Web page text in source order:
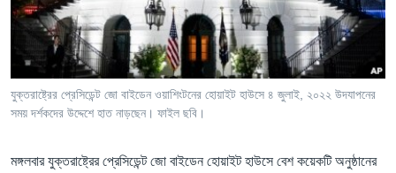
Learning English
FOLLOW US
অন্য ভাষায় ওয়েব সাইট
যুক্তরাষ্ট্রের প্রেসিডেন্ট জো বাইডেন ওয়াশিংটনের হোয়াইট হাউসে ৪ জুলাই, ২০২২ উদযাপনের
সময় দর্শকদের উদ্দেশে হাত নাড়ছেন। ফাইল ছবি।
মঙ্গলবার যুক্তরাষ্ট্রের প্রেসিডেন্ট জো বাইডেন হোয়াইট হাউসে বেশ কয়েকটি অনুষ্ঠানের